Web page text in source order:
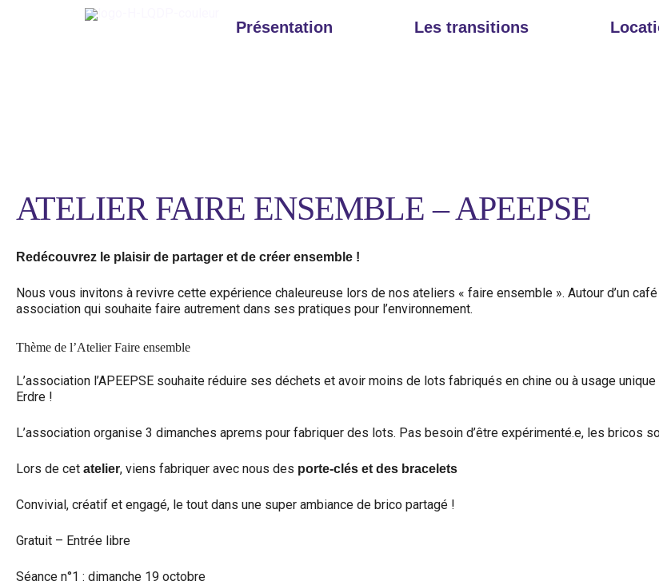
Présentation Les transitions
ATELIER FAIRE ENSEMBLE – APEEPSE
Redécouvrez le plaisir de partager et de créer ensemble !
Nous vous invitons à revivre cette expérience chaleureuse lors de nos ateliers « faire ensemble ». Autour d’un
association qui souhaite faire autrement dans ses pratiques pour l’environnement.
Thème de l’Atelier Faire ensemble
L’association l’APEEPSE souhaite réduire ses déchets et avoir moins de lots fabriqués en chine ou à usage
Erdre !
L’association organise 3 dimanches aprems pour fabriquer des lots. Pas besoin d’être expérimenté.e, les bricos
Lors de cet atelier, viens fabriquer avec nous des porte-clés et des bracelets
Convivial, créatif et engagé, le tout dans une super ambiance de brico partagé !
Gratuit – Entrée libre
Séance n°1 : dimanche 19 octobre